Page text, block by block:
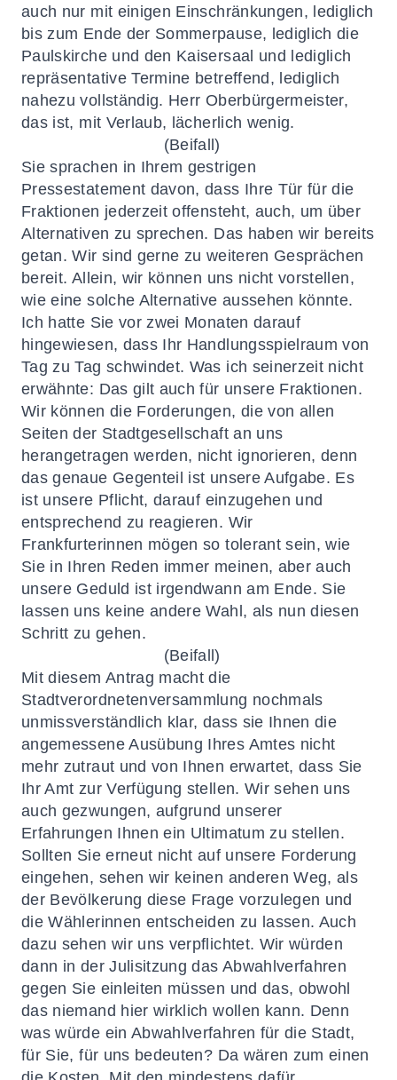
auch nur mit einigen Einschränkungen, lediglich
bis zum Ende der Sommerpause, lediglich die
Paulskirche und den Kaisersaal und lediglich
repräsentative Termine betreffend, lediglich
nahezu vollständig. Herr Oberbürgermeister,
das ist, mit Verlaub, lächerlich wenig.
(Beifall)
Sie sprachen in Ihrem gestrigen
Pressestatement davon, dass Ihre Tür für die
Fraktionen jederzeit offensteht, auch, um über
Alternativen zu sprechen. Das haben wir bereits
getan. Wir sind gerne zu weiteren Gesprächen
bereit. Allein, wir können uns nicht vorstellen,
wie eine solche Alternative aussehen könnte.
Ich hatte Sie vor zwei Monaten darauf
hingewiesen, dass Ihr Handlungsspielraum von
Tag zu Tag schwindet. Was ich seinerzeit nicht
erwähnte: Das gilt auch für unsere Fraktionen.
Wir können die Forderungen, die von allen
Seiten der Stadtgesellschaft an uns
herangetragen werden, nicht ignorieren, denn
das genaue Gegenteil ist unsere Aufgabe. Es
ist unsere Pflicht, darauf einzugehen und
entsprechend zu reagieren. Wir
Frankfurterinnen mögen so tolerant sein, wie
Sie in Ihren Reden immer meinen, aber auch
unsere Geduld ist irgendwann am Ende. Sie
lassen uns keine andere Wahl, als nun diesen
Schritt zu gehen.
(Beifall)
Mit diesem Antrag macht die
Stadtverordnetenversammlung nochmals
unmissverständlich klar, dass sie Ihnen die
angemessene Ausübung Ihres Amtes nicht
mehr zutraut und von Ihnen erwartet, dass Sie
Ihr Amt zur Verfügung stellen. Wir sehen uns
auch gezwungen, aufgrund unserer
Erfahrungen Ihnen ein Ultimatum zu stellen.
Sollten Sie erneut nicht auf unsere Forderung
eingehen, sehen wir keinen anderen Weg, als
der Bevölkerung diese Frage vorzulegen und
die Wählerinnen entscheiden zu lassen. Auch
dazu sehen wir uns verpflichtet. Wir würden
dann in der Julisitzung das Abwahlverfahren
gegen Sie einleiten müssen und das, obwohl
das niemand hier wirklich wollen kann. Denn
was würde ein Abwahlverfahren für die Stadt,
für Sie, für uns bedeuten? Da wären zum einen